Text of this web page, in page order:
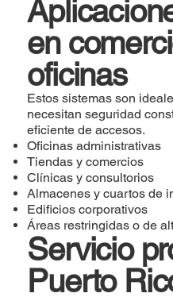
en
oficinas
Estos sistemas son
necesitan seguridad
eficiente de accesos.
Oficinas administrativas
Tiendas y comercios
Clínicas y consultorios
Almacenes y cuartos de
Edificios corporativos
Áreas restringidas o de
Servicio
Puerto